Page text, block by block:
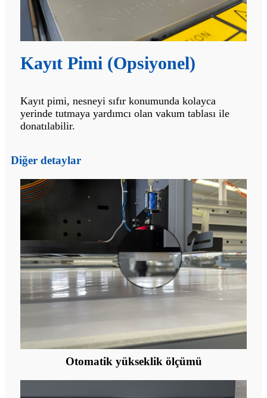
Kayıt Pimi (Opsiyonel)
Kayıt pimi, nesneyi sıfır konumunda kolayca
yerinde tutmaya yardımcı olan vakum tablası ile
donatılabilir.
Diğer detaylar
Otomatik yükseklik ölçümü